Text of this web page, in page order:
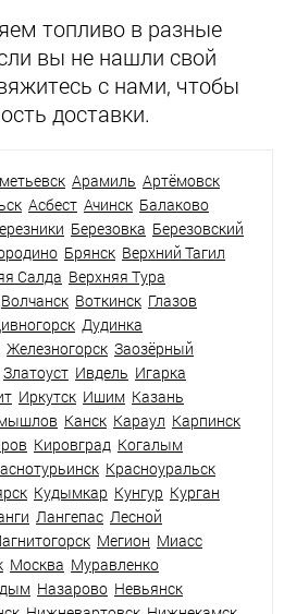
топливо в разные
вы не нашли свой
с нами, чтобы
доставки.
Арамиль Артёмовск
Асбест Ачинск Балаково
Березовка Березовский
Брянск Верхний Тагил
Салда Верхняя Тура
Волчанск Воткинск Глазов
Дудинка
Железногорск Заозёрный
Златоуст Ивдель Игарка
Иркутск Ишим Казань
Канск Караул Карпинск
Кировград Когалым
Красноуральск
Кудымкар Кунгур Курган
Лангепас Лесной
Мегион Миасс
Москва Муравленко
Назарово Невьянск